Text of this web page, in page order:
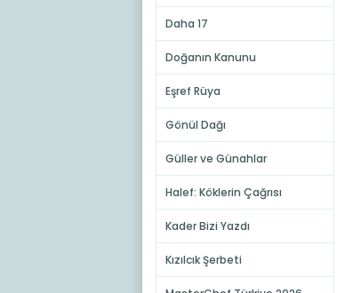
Daha 17
Doğanın Kanunu
Eşref Rüya
Gönül Dağı
Güller ve Günahlar
Halef: Köklerin Çağrısı
Kader Bizi Yazdı
Kızılcık Şerbeti